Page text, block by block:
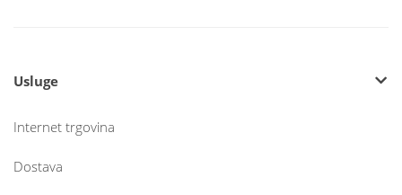
Usluge
Internet trgovina
Dostava